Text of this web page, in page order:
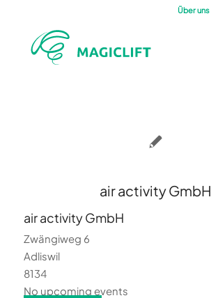
Über uns
air activity GmbH
air activity GmbH
Zwängiweg 6
Adliswil
8134
No upcoming events